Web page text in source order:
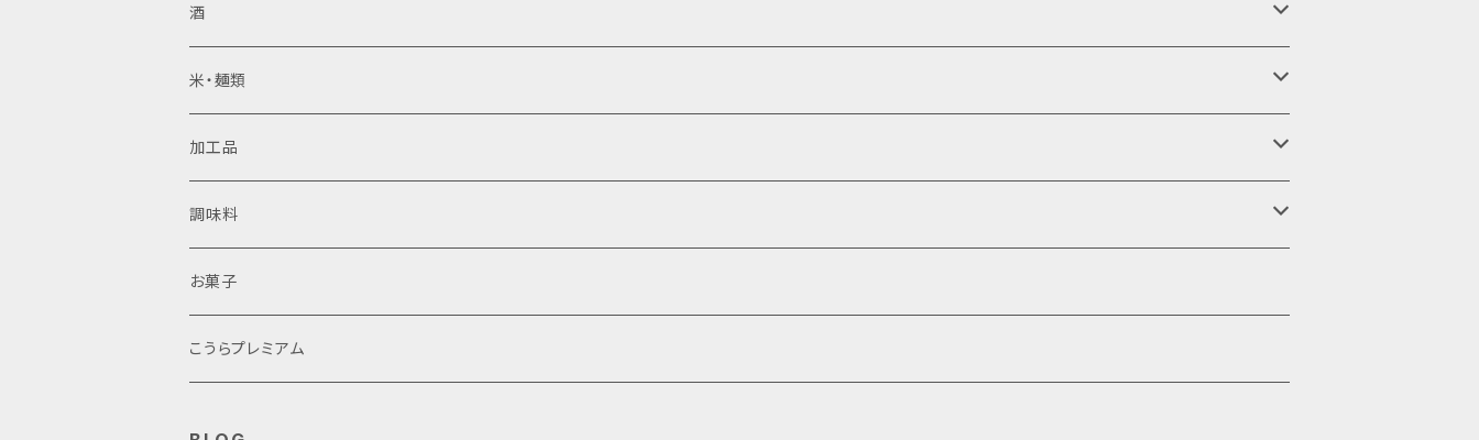
酒
ビール
日本酒
焼酎
米・麺類
甲良米
ラーメン
加工品
近江牛
鮒ずし
生ピクルス
調味料
醤油
味噌
お菓子
こうらプレミアム